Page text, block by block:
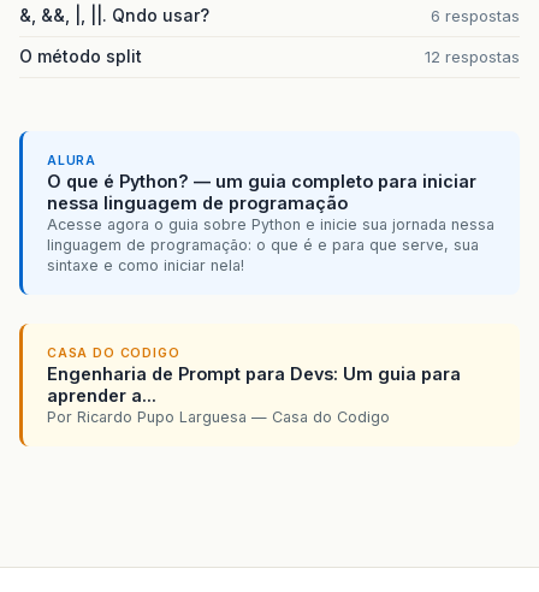
&, &&, |, ||. Qndo usar? 6 respostas
O método split 12 respostas
ALURA
O que é Python? — um guia completo para iniciar
nessa linguagem de programação
Acesse agora o guia sobre Python e inicie sua jornada nessa
linguagem de programação: o que é e para que serve, sua
sintaxe e como iniciar nela!
CASA DO CODIGO
Engenharia de Prompt para Devs: Um guia para
aprender a...
Por Ricardo Pupo Larguesa — Casa do Codigo